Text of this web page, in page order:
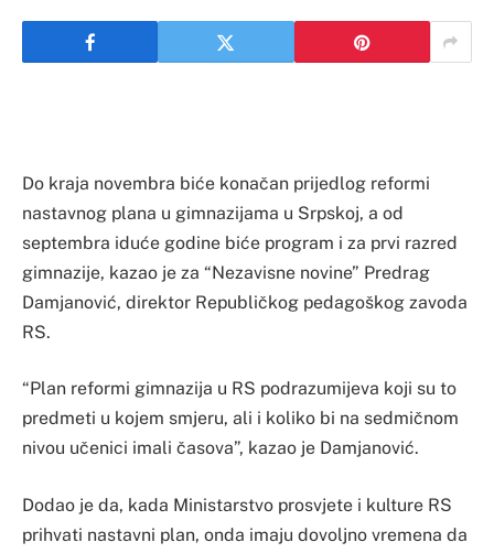
Do kraja novembra biće konačan prijedlog reformi
nastavnog plana u gimnazijama u Srpskoj, a od
septembra iduće godine biće program i za prvi razred
gimnazije, kazao je za “Nezavisne novine” Predrag
Damjanović, direktor Republičkog pedagoškog zavoda
RS.
“Plan reformi gimnazija u RS podrazumijeva koji su to
predmeti u kojem smjeru, ali i koliko bi na sedmičnom
nivou učenici imali časova”, kazao je Damjanović.
Dodao je da, kada Ministarstvo prosvjete i kulture RS
prihvati nastavni plan, onda imaju dovoljno vremena da